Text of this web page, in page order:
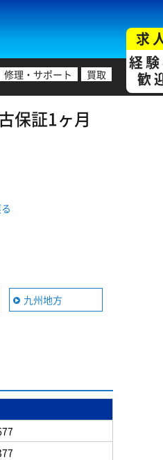
修理・サポート 買取
求
経
歓
保証1ヶ月
九州地方